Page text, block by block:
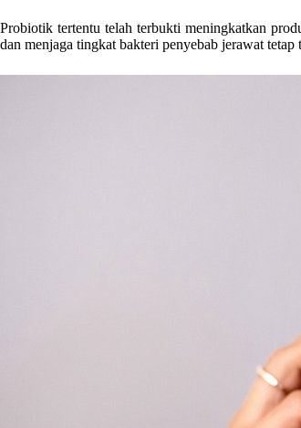
Probiotik tertentu telah terbukti meningkatkan
dan menjaga tingkat bakteri penyebab jerawat tetap